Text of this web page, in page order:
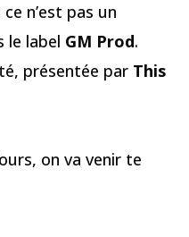
n’est pas un
le label GM Prod.
présentée par This
on va venir te